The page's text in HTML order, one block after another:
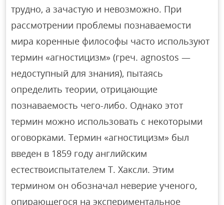
трудно, а зачастую и невозможно. При
рассмотрении проблемы познаваемости
мира коренные философы часто используют
термин «агностицизм» (греч. agnostos —
недоступный для знания), пытаясь
определить теории, отрицающие
познаваемость чего-либо. Однако этот
термин можно использовать с некоторыми
оговорками. Термин «агностицизм» был
введен в 1859 году английским
естествоиспытателем Т. Хаксли. Этим
термином он обозначал неверие ученого,
опирающегося на экспериментальное